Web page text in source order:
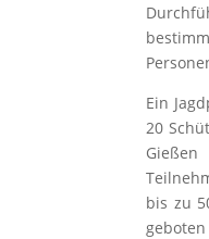
Ein
20
bis zu